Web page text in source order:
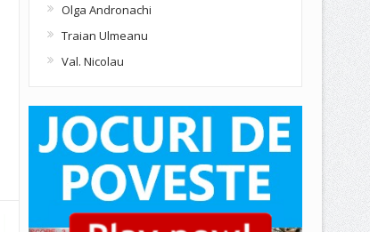
Olga Andronachi
Traian Ulmeanu
Val. Nicolau